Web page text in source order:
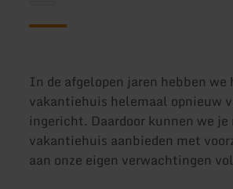
In de afgelopen jaren hebben we
vakantiehuis helemaal opnieuw
ingericht. Daardoor kunnen we je
vakantiehuis aanbieden met
aan onze eigen verwachtingen